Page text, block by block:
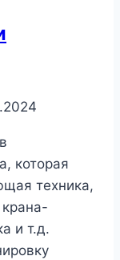
которая
техника,
и т.д.